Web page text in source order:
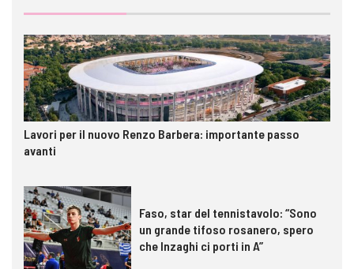
Lavori per il nuovo Renzo Barbera: importante passo
avanti
Faso, star del tennistavolo: “Sono
un grande tifoso rosanero, spero
che Inzaghi ci porti in A”